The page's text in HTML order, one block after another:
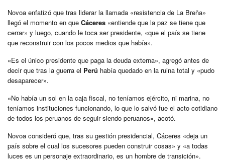
Novoa enfatizó que tras liderar la llamada «resistencia de La Breña»
llegó el momento en que Cáceres «entiende que la paz se tiene que
cerrar» y luego, cuando le toca ser presidente, «que el país se tiene
que reconstruir con los pocos medios que había».
«Es el único presidente que paga la deuda externa», agregó antes de
decir que tras la guerra el Perú había quedado en la ruina total y «pudo
desaparecer».
«No había un sol en la caja fiscal, no teníamos ejército, ni marina, no
teníamos instituciones funcionando, lo que lo salvó fue el acto cotidiano
de todos los peruanos de seguir siendo peruanos», acotó.
Novoa consideró que, tras su gestión presidencial, Cáceres «deja un
país sobre el cual los sucesores pueden construir cosas» y «a todas
luces es un personaje extraordinario, es un hombre de transición».